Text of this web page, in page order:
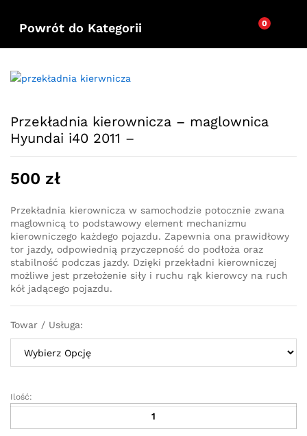
Powrót do Kategorii 0
Przekładnia kierownicza – maglownica
Hyundai i40 2011 –
500 zł
Przekładnia kierownicza w samochodzie potocznie zwana
maglownicą to podstawowy element mechanizmu
kierowniczego każdego pojazdu. Zapewnia ona prawidłowy
tor jazdy, odpowiednią przyczepność do podłoża oraz
stabilność podczas jazdy. Dzięki przekładni kierowniczej
możliwe jest przełożenie siły i ruchu rąk kierowcy na ruch
kół jadącego pojazdu.
Towar / Usługa:
Przekładnia
-
Ilość: